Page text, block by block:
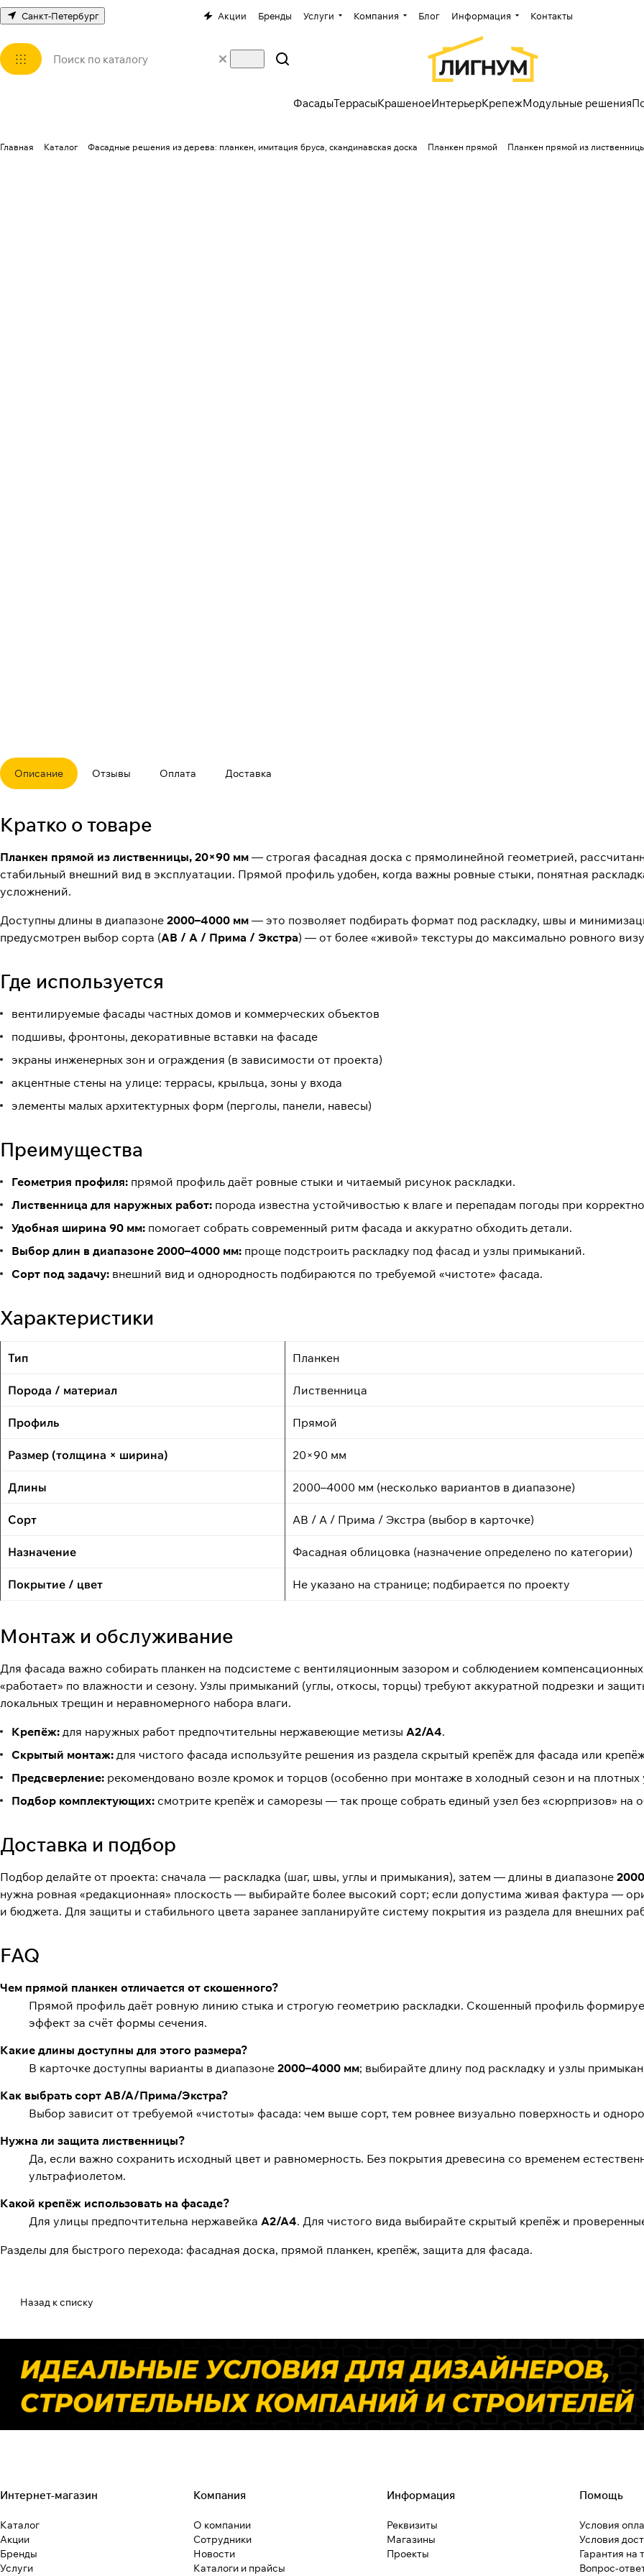
Санкт-Петербург Акции Бренды Услуги Компания Блог Информация Контакты
ФасадыТеррасыКрашеноеИнтерьерКрепежМодульные решения
Главная Каталог Фасадные решения из дерева: планкен, имитация бруса, скандинавская доска Планкен прямой Планкен прямой из
Описание Отзывы Оплата Доставка
Кратко о товаре
Планкен прямой из лиственницы, 20×90 мм — строгая фасадная доска с прямолинейной геометрией,
стабильный внешний вид в эксплуатации. Прямой профиль удобен, когда важны ровные стыки, понятная
усложнений.
Доступны длины в диапазоне 2000–4000 мм — это позволяет подбирать формат под раскладку, швы и
предусмотрен выбор сорта (АВ / А / Прима / Экстра) — от более «живой» текстуры до максимально ровного
Где используется
вентилируемые фасады частных домов и коммерческих объектов
подшивы, фронтоны, декоративные вставки на фасаде
экраны инженерных зон и ограждения (в зависимости от проекта)
акцентные стены на улице: террасы, крыльца, зоны у входа
элементы малых архитектурных форм (перголы, панели, навесы)
Преимущества
Геометрия профиля: прямой профиль даёт ровные стыки и читаемый рисунок раскладки.
Лиственница для наружных работ: порода известна устойчивостью к влаге и перепадам погоды при
Удобная ширина 90 мм: помогает собрать современный ритм фасада и аккуратно обходить детали.
Выбор длин в диапазоне 2000–4000 мм: проще подстроить раскладку под фасад и узлы примыканий.
Сорт под задачу: внешний вид и однородность подбираются по требуемой «чистоте» фасада.
Характеристики
Тип Планкен
Порода / материал Лиственница
Профиль Прямой
Размер (толщина × ширина) 20×90 мм
Длины 2000–4000 мм (несколько вариантов в диапазоне)
Сорт АВ / А / Прима / Экстра (выбор в карточке)
Назначение Фасадная облицовка (назначение определено по категории)
Покрытие / цвет Не указано на странице; подбирается по проекту
Монтаж и обслуживание
Для фасада важно собирать планкен на подсистеме с вентиляционным зазором и соблюдением
«работает» по влажности и сезону. Узлы примыканий (углы, откосы, торцы) требуют аккуратной подрезки и
локальных трещин и неравномерного набора влаги.
Крепёж: для наружных работ предпочтительны нержавеющие метизы A2/A4.
Скрытый монтаж: для чистого фасада используйте решения из раздела скрытый крепёж для фасада или
Предсверление: рекомендовано возле кромок и торцов (особенно при монтаже в холодный сезон и на плотных
Подбор комплектующих: смотрите крепёж и саморезы — так проще собрать единый узел без «сюрпризов» на
Доставка и подбор
Подбор делайте от проекта: сначала — раскладка (шаг, швы, углы и примыкания), затем — длины в диапазоне
нужна ровная «редакционная» плоскость — выбирайте более высокий сорт; если допустима живая фактура —
и бюджета. Для защиты и стабильного цвета заранее запланируйте систему покрытия из раздела для внешних
FAQ
Чем прямой планкен отличается от скошенного?
Прямой профиль даёт ровную линию стыка и строгую геометрию раскладки. Скошенный профиль
эффект за счёт формы сечения.
Какие длины доступны для этого размера?
В карточке доступны варианты в диапазоне 2000–4000 мм; выбирайте длину под раскладку и узлы
Как выбрать сорт АВ/А/Прима/Экстра?
Выбор зависит от требуемой «чистоты» фасада: чем выше сорт, тем ровнее визуально поверхность и
Нужна ли защита лиственницы?
Да, если важно сохранить исходный цвет и равномерность. Без покрытия древесина со временем
ультрафиолетом.
Какой крепёж использовать на фасаде?
Для улицы предпочтительна нержавейка A2/A4. Для чистого вида выбирайте скрытый крепёж и
Разделы для быстрого перехода: фасадная доска, прямой планкен, крепёж, защита для фасада.
Назад к списку
Интернет-магазин
Каталог
Акции
Бренды
Услуги
Компания
О компании
Сотрудники
Новости
Каталоги и прайсы
Информация
Реквизиты
Магазины
Проекты
Помощь
Условия
Условия
Гарантия на
Вопрос-